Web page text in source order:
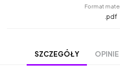
Format
.pdf
SZCZEGÓŁY